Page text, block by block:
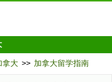
拿大 >> 加拿大留学指南